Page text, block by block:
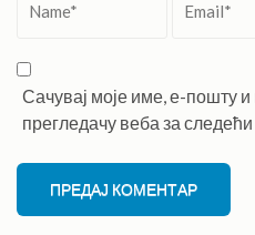
Сачувај моје име, е-пошту
прегледачу веба за